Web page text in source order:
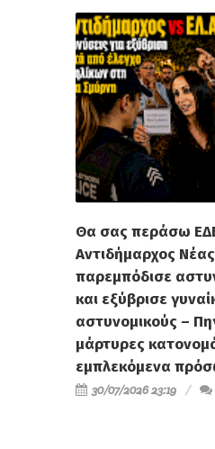
Θα σας περάσω
Αντιδήμαρχος
παρεμπόδισε
και εξύβρισε
αστυνομικούς –
μάρτυρες
εμπλεκόμενα
30/07/2026 23:19